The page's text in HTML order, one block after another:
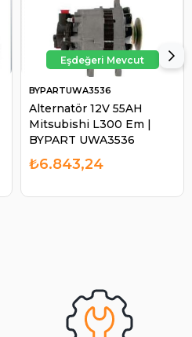
Alternatör 12V 55AH
Mitsubishi L300 Em |
BYPART UWA3536
BYPARTUWA3536
₺6.843,24